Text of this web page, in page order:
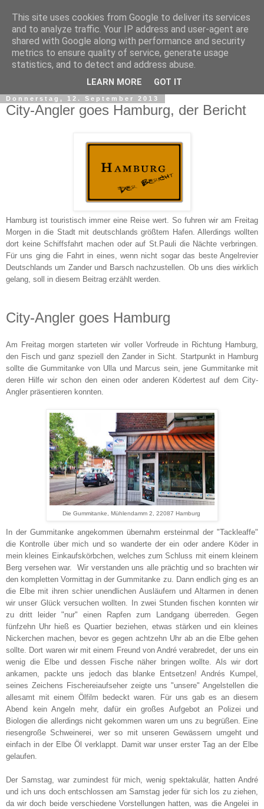
Donnerstag, 12. September 2013
City-Angler goes Hamburg, der Bericht
Hamburg ist touristisch immer eine Reise wert. So fuhren wir am Freitag
Morgen in die Stadt mit deutschlands größtem Hafen. Allerdings wollten
dort keine Schiffsfahrt machen oder auf St.Pauli die Nächte verbringen.
Für uns ging die Fahrt in eines, wenn nicht sogar das beste Angelrevier
Deutschlands um Zander und Barsch nachzustellen. Ob uns dies wirklich
gelang, soll in diesem Beitrag erzählt werden.
City-Angler goes Hamburg
Am Freitag morgen starteten wir voller Vorfreude in Richtung Hamburg,
den Fisch und ganz speziell den Zander in Sicht. Startpunkt in Hamburg
sollte die Gummitanke von Ulla und Marcus sein, jene Gummitanke mit
deren Hilfe wir schon den einen oder anderen Ködertest auf dem City-
Angler präsentieren konnten.
Die Gummitanke, Mühlendamm 2, 22087 Hamburg
In der Gummitanke angekommen übernahm ersteinmal der "Tackleaffe"
die Kontrolle über mich und so wanderte der ein oder andere Köder in
mein kleines Einkaufskörbchen, welches zum Schluss mit einem kleinem
Berg versehen war. Wir verstanden uns alle prächtig und so brachten wir
den kompletten Vormittag in der Gummitanke zu. Dann endlich ging es an
die Elbe mit ihren schier unendlichen Ausläufern und Altarmen in denen
wir unser Glück versuchen wollten. In zwei Stunden fischen konnten wir
zu dritt leider "nur" einen Rapfen zum Landgang überreden. Gegen
fünfzehn Uhr hieß es Quartier beziehen, etwas stärken und ein kleines
Nickerchen machen, bevor es gegen achtzehn Uhr ab an die Elbe gehen
sollte. Dort waren wir mit einem Freund von Andréverabredet, der uns ein
wenig die Elbe und dessen Fische näher bringen wollte. Als wir dort
ankamen, packte uns jedoch das blanke Entsetzen! Andrés Kumpel,
seines Zeichens Fischereiaufseher zeigte uns "unsere" Angelstellen die
allesamt mit einem Ölfilm bedeckt waren. Für uns gab es an diesem
Abend kein Angeln mehr, dafür ein großes Aufgebot an Polizei und
Biologen die allerdings nicht gekommen waren um uns zu begrüßen. Eine
riesengroße Schweinerei, wer so mit unseren Gewässern umgeht und
einfach in der Elbe Öl verklappt. Damit war unser erster Tag an der Elbe
gelaufen.
Der Samstag, war zumindest für mich, wenig spektakulär, hatten André
und ich uns doch entschlossen am Samstag jeder für sich los zu ziehen,
da wir doch beide verschiedene Vorstellungen hatten, was die Angelei in
This site uses cookies from Google to deliver its services
and to analyze traffic. Your IP address and user-agent are
shared with Google along with performance and security
metrics to ensure quality of service, generate usage
statistics, and to detect and address abuse.
LEARN MORE GOT IT